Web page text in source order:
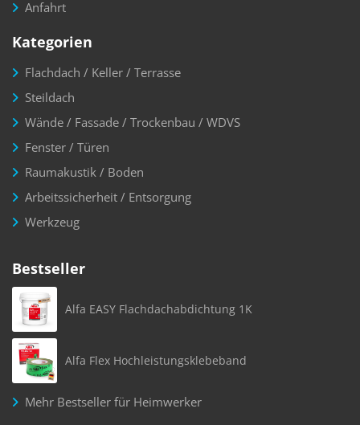
Anfahrt
Kategorien
Flachdach / Keller / Terrasse
Steildach
Wände / Fassade / Trockenbau / WDVS
Fenster / Türen
Raumakustik / Boden
Arbeitssicherheit / Entsorgung
Werkzeug
Bestseller
Alfa EASY Flachdachabdichtung 1K
Alfa Flex Hochleistungsklebeband
Mehr Bestseller für Heimwerker